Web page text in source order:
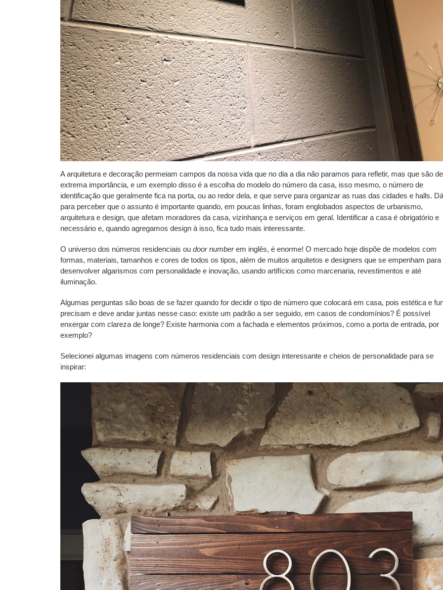
A arquitetura e decoração permeiam campos da nossa vida que no dia a dia não paramos para refletir, mas que são de
extrema importância, e um exemplo disso é a escolha do modelo do número da casa, isso mesmo, o número de
identificação que geralmente fica na porta, ou ao redor dela, e que serve para organizar as ruas das cidades e halls. Dá
para perceber que o assunto é importante quando, em poucas linhas, foram englobados aspectos de urbanismo,
arquitetura e design, que afetam moradores da casa, vizinhança e serviços em geral. Identificar a casa é obrigatório e
necessário e, quando agregamos design à isso, fica tudo mais interessante.
O universo dos números residenciais ou door numberem inglês, é enorme! O mercado hoje dispõe de modelos com
formas, materiais, tamanhos e cores de todos os tipos, além de muitos arquitetos e designers que se empenham para
desenvolver algarismos com personalidade e inovação, usando artifícios como marcenaria, revestimentos e até
iluminação.
Algumas perguntas são boas de se fazer quando for decidir o tipo de número que colocará em casa, pois estética e
precisam e deve andar juntas nesse caso: existe um padrão a ser seguido, em casos de condomínios? É possível
enxergar com clareza de longe? Existe harmonia com a fachada e elementos próximos, como a porta de entrada, por
exemplo?
Selecionei algumas imagens com números residenciais com design interessante e cheios de personalidade para se
inspirar: